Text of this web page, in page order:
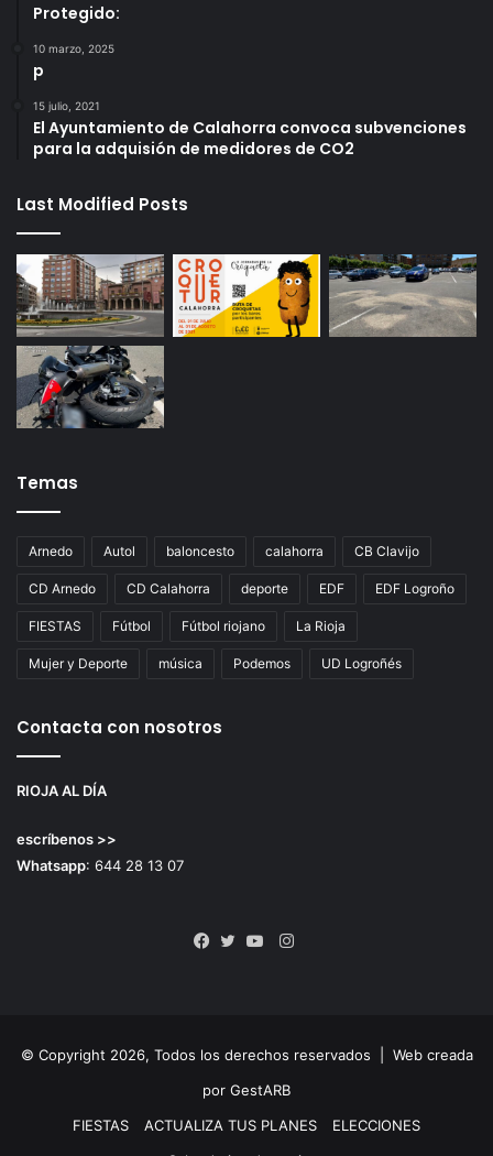
Protegido:
10 marzo, 2025
p
15 julio, 2021
El Ayuntamiento de Calahorra convoca subvenciones
para la adquisión de medidores de CO2
Last Modified Posts
Temas
Arnedo Autol baloncesto calahorra CB Clavijo
CD Arnedo CD Calahorra deporte EDF EDF Logroño
FIESTAS Fútbol Fútbol riojano La Rioja
Mujer y Deporte música Podemos UD Logroñés
Contacta con nosotros
RIOJA AL DÍA
escríbenos >>
Whatsapp: 644 28 13 07
Instagram
© Copyright 2026, Todos los derechos reservados | Web creada
por GestARB
FIESTAS
ACTUALIZA TUS PLANES
ELECCIONES